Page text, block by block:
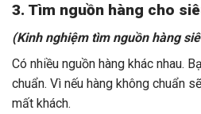
3. Tìm nguồn hàng cho
(Kinh nghiệm tìm nguồn hàng
Có nhiều nguồn hàng khác nhau.
chuẩn. Vì nếu hàng không chuẩn
mất khách.